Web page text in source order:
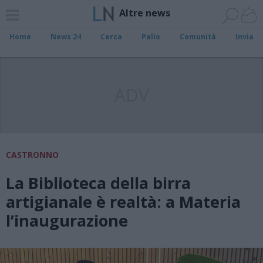
Altre news
Home News 24 Cerca Palio Comunità Invia
CASTRONNO
La Biblioteca della birra
artigianale è realtà: a Materia
l’inaugurazione